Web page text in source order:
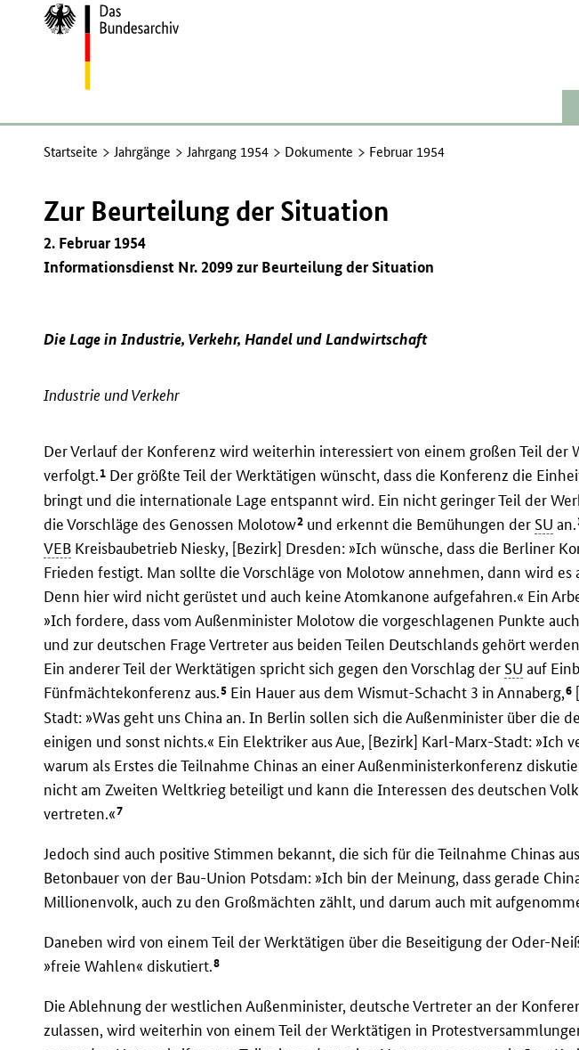
Zur
Startseite
Startseite Jahrgänge Jahrgang 1954 Dokumente Februar 1954
Zur Beurteilung der Situation
2. Februar 1954
Informationsdienst Nr. 2099 zur Beurteilung der Situation
Die Lage in Industrie, Verkehr, Handel und Landwirtschaft
Industrie und Verkehr
Der Verlauf der Konferenz wird weiterhin interessiert von einem großen Teil der
verfolgt.1 Der größte Teil der Werktätigen wünscht, dass die Konferenz die
bringt und die internationale Lage entspannt wird. Ein nicht geringer Teil der
die Vorschläge des Genossen Molotow2 und erkennt die Bemühungen der SU an.
VEB Kreisbaubetrieb Niesky, [Bezirk] Dresden: »Ich wünsche, dass die Berliner
Frieden festigt. Man sollte die Vorschläge von Molotow annehmen, dann wird es
Denn hier wird nicht gerüstet und auch keine Atomkanone aufgefahren.« Ein
»Ich fordere, dass vom Außenminister Molotow die vorgeschlagenen Punkte
und zur deutschen Frage Vertreter aus beiden Teilen Deutschlands gehört
Ein anderer Teil der Werktätigen spricht sich gegen den Vorschlag der SU auf
Fünfmächtekonferenz aus.5 Ein Hauer aus dem Wismut-Schacht 3 in Annaberg,6
Stadt: »Was geht uns China an. In Berlin sollen sich die Außenminister über die
einigen und sonst nichts.« Ein Elektriker aus Aue, [Bezirk] Karl-Marx-Stadt: »Ich
warum als Erstes die Teilnahme Chinas an einer Außenministerkonferenz
nicht am Zweiten Weltkrieg beteiligt und kann die Interessen des deutschen
vertreten.«7
Jedoch sind auch positive Stimmen bekannt, die sich für die Teilnahme Chinas
Betonbauer von der Bau-Union Potsdam: »Ich bin der Meinung, dass gerade
Millionenvolk, auch zu den Großmächten zählt, und darum auch mit
Daneben wird von einem Teil der Werktätigen über die Beseitigung der Oder-
»freie Wahlen« diskutiert.8
Die Ablehnung der westlichen Außenminister, deutsche Vertreter an der
zulassen, wird weiterhin von einem Teil der Werktätigen in